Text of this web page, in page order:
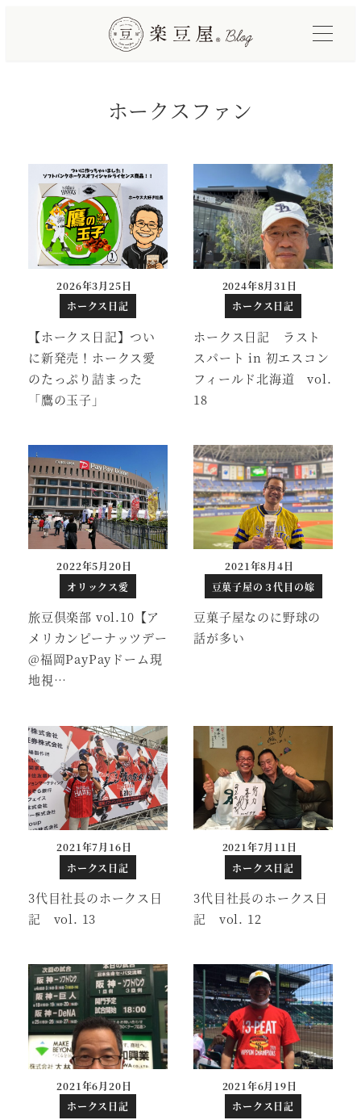
ホークスファン
【ホークス日記】つい
に新発売！ホークス愛
のたっぷり詰まった
「鷹の玉子」
投稿日
2026年3月25日
ホークス日記
ホークス日記 ラスト
スパート in 初エスコン
フィールド北海道 vol.
18
投稿日
2024年8月31日
ホークス日記
旅豆倶楽部 vol.10【ア
メリカンピーナッツデー
@福岡PayPayドーム現
地視…
投稿日
2022年5月20日
オリックス愛
豆菓子屋なのに野球の
話が多い
投稿日
2021年8月4日
豆菓子屋の３代目の嫁
3代目社長のホークス日
記 vol. 13
投稿日
2021年7月16日
ホークス日記
3代目社長のホークス日
記 vol. 12
投稿日
2021年7月11日
ホークス日記
投稿日
2021年6月20日
ホークス日記
投稿日
2021年6月19日
ホークス日記